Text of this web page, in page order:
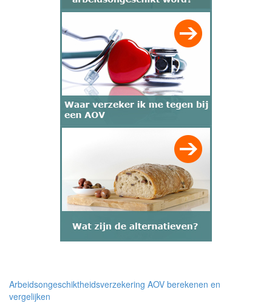
Arbeidsongeschiktheidsverzekering AOV berekenen en
vergelijken